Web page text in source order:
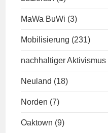
MaWa BuWi (3)
Mobilisierung (231)
nachhaltiger Aktivismus
Neuland (18)
Norden (7)
Oaktown (9)